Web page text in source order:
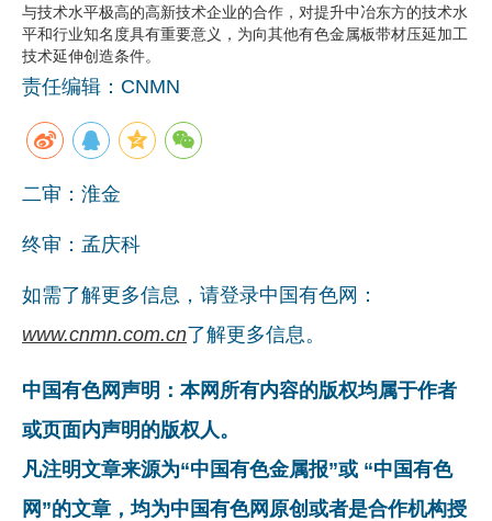
与技术水平极高的高新技术企业的合作，对提升中冶东方的技术水
平和行业知名度具有重要意义，为向其他有色金属板带材压延加工
技术延伸创造条件。
责任编辑：CNMN
二审：淮金
终审：孟庆科
如需了解更多信息，请登录中国有色网：
www.cnmn.com.cn了解更多信息。
中国有色网声明：本网所有内容的版权均属于作者
或页面内声明的版权人。
凡注明文章来源为“中国有色金属报”或 “中国有色
网”的文章，均为中国有色网原创或者是合作机构授